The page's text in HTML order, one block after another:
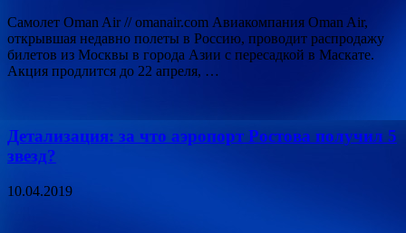
Самолет Oman Air // omanair.com Авиакомпания Oman Air,
открывшая недавно полеты в Россию, проводит распродажу
билетов из Москвы в города Азии с пересадкой в Маскате.
Акция продлится до 22 апреля, …
Детализация: за что аэропорт Ростова получил 5
звезд?
10.04.2019